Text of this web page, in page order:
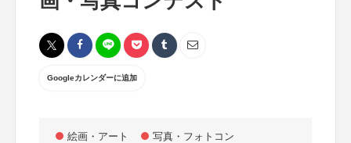
Googleカレンダーに追加
絵画・アート 写真・フォトコン